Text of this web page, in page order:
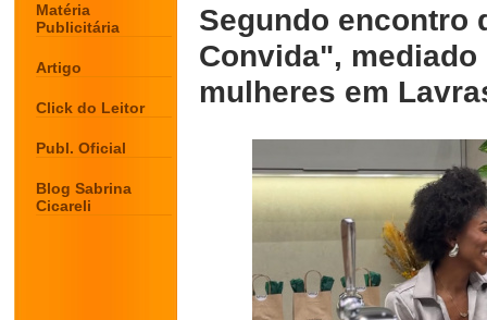
Matéria
Publicitária
Artigo
Click do Leitor
Publ. Oficial
Blog Sabrina
Cicareli
Segundo encontro
Convida",
mulheres em